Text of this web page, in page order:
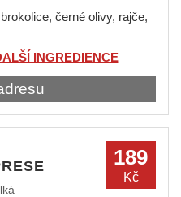
černé olivy, rajče,
INGREDIENCE
189
Kč